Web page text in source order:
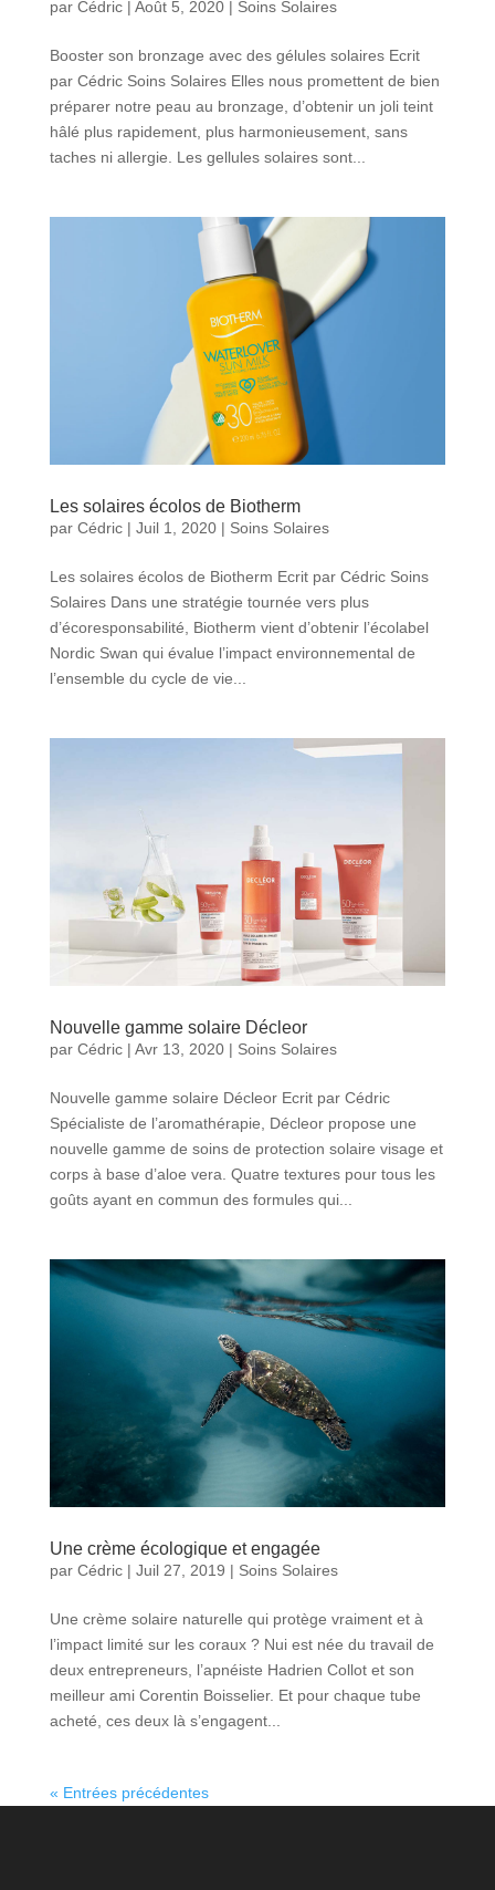
par Cédric| Août 5, 2020| Soins Solaires
Booster son bronzage avec des gélules solaires Ecrit
par Cédric Soins Solaires Elles nous promettent de bien
préparer notre peau au bronzage, d’obtenir un joli teint
hâlé plus rapidement, plus harmonieusement, sans
taches ni allergie. Les gellules solaires sont...
Les solaires écolos de Biotherm
par Cédric| Juil 1, 2020| Soins Solaires
Les solaires écolos de Biotherm Ecrit par Cédric Soins
Solaires Dans une stratégie tournée vers plus
d’écoresponsabilité, Biotherm vient d’obtenir l’écolabel
Nordic Swan qui évalue l’impact environnemental de
l’ensemble du cycle de vie...
Nouvelle gamme solaire Décleor
par Cédric| Avr 13, 2020| Soins Solaires
Nouvelle gamme solaire Décleor Ecrit par Cédric
Spécialiste de l’aromathérapie, Décleor propose une
nouvelle gamme de soins de protection solaire visage et
corps à base d’aloe vera. Quatre textures pour tous les
goûts ayant en commun des formules qui...
Une crème écologique et engagée
par Cédric| Juil 27, 2019 | Soins Solaires
Une crème solaire naturelle qui protège vraiment et à
l’impact limité sur les coraux ? Nui est née du travail de
deux entrepreneurs, l’apnéiste Hadrien Collot et son
meilleur ami Corentin Boisselier. Et pour chaque tube
acheté, ces deux là s’engagent...
« Entrées précédentes